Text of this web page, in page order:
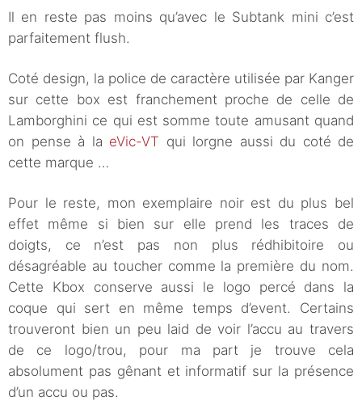
Il en reste pas moins qu’avec le Subtank mini c’est
parfaitement flush.
Coté design, la police de caractère utilisée par Kanger
sur cette box est franchement proche de celle de
Lamborghini ce qui est somme toute amusant quand
on pense à la eVic-VT qui lorgne aussi du coté de
cette marque …
Pour le reste, mon exemplaire noir est du plus bel
effet même si bien sur elle prend les traces de
doigts, ce n’est pas non plus rédhibitoire ou
désagréable au toucher comme la première du nom.
Cette Kbox conserve aussi le logo percé dans la
coque qui sert en même temps d’event. Certains
trouveront bien un peu laid de voir l’accu au travers
de ce logo/trou, pour ma part je trouve cela
absolument pas gênant et informatif sur la présence
d’un accu ou pas.